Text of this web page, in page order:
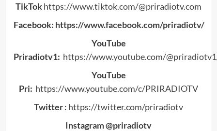
TikTokhttps://www.tiktok.com/@priradiotv.com
Facebook: https://www.facebook.com/priradiotv/
YouTube
Priradiotv1: https://www.youtube.com/
YouTube
Pri: https://www.youtube.com/c/PRIRADIOTV
Twitter: https://twitter.com/priradiotv
Instagram@priradiotv